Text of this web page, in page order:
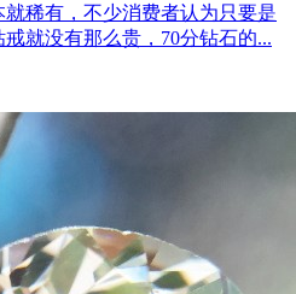
稀有，不少消费者认为只要是
就没有那么贵，70分钻石的...